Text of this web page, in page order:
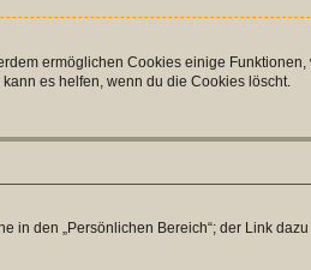
ermöglichen Cookies einige
es helfen, wenn du die Cookies löscht.
den „Persönlichen Bereich“; der Link